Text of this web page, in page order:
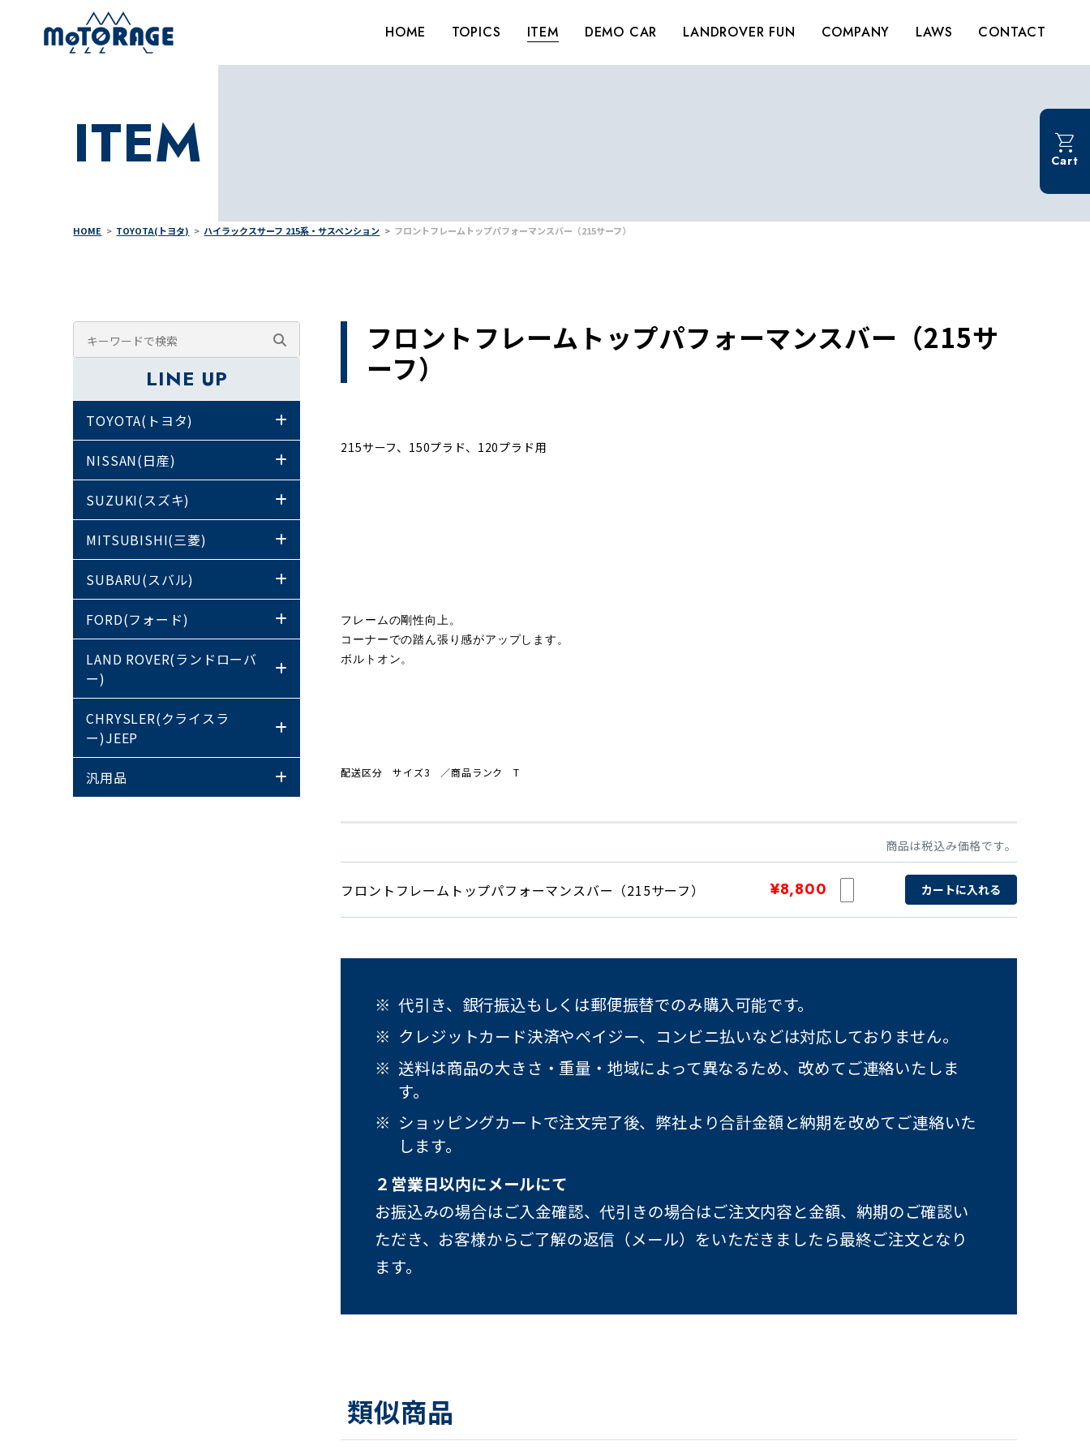
HOME TOPICS ITEM DEMO CAR LANDROVER FUN COMPANY LAWS CONTACT
ITEM
HOME TOYOTA(トヨタ) ハイラックスサーフ 215系・サスペンション フロントフレームトップパフォーマンスバー（215サーフ）
フロントフレームトップパフォーマンスバー（215サ
ーフ）
215サーフ、 150プラド、 120プラド用
フレームの剛性向上。
コーナーでの踏ん張り感がアップします。
ボルトオン。
配送区分 サイズ3 ／商品ランク T
商品は税込み価格です。
フロントフレームトップパフォーマンスバー（215サーフ） ¥8,800 カートに入れる
代引き、銀行振込もしくは郵便振替でのみ購入可能です。
クレジットカード決済やペイジー、コンビニ払いなどは対応しておりません。
送料は商品の大きさ・重量・地域によって異なるため、改めてご連絡いたしま
す。
ショッピングカートで注文完了後、弊社より合計金額と納期を改めてご連絡いた
します。
２営業日以内にメールにて
お振込みの場合はご入金確認、代引きの場合はご注文内容と金額、納期のご確認い
ただき、お客様からご了解の返信（メール）をいただきましたら最終ご注文となり
ます。
類似商品
LINE UP
TOYOTA(トヨタ)
NISSAN(日産)
SUZUKI(スズキ)
MITSUBISHI(三菱)
SUBARU(スバル)
FORD(フォード)
LAND ROVER(ランドローバ
ー)
CHRYSLER(クライスラ
ー)JEEP
汎用品
Cart